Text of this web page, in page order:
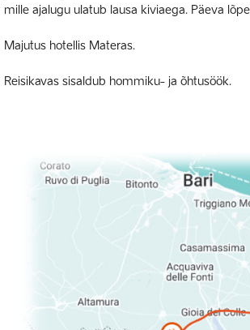
mille ajalugu ulatub lausa kiviaega. Päeva
Majutus hotellis Materas.
Reisikavas sisaldub hommiku- ja õhtusöök.